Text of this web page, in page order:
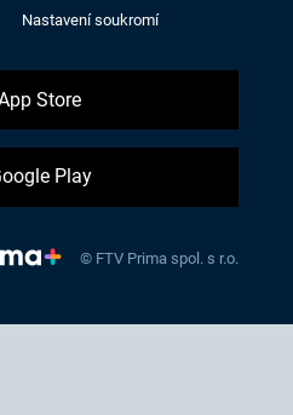
Nastavení soukromí
Store
Play
© FTV Prima spol. s r.o.